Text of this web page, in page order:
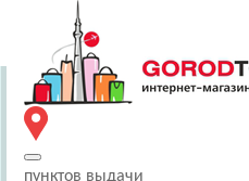
пунктов выдачи